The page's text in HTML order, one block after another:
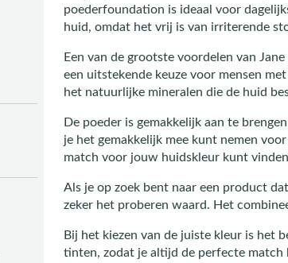
poederfoundation is ideaal voor
huid, omdat het vrij is van irriterende
Een van de grootste voordelen van
een uitstekende keuze voor mensen
het natuurlijke mineralen die de huid
De poeder is gemakkelijk aan te
je het gemakkelijk mee kunt nemen
match voor jouw huidskleur kunt
Als je op zoek bent naar een product
zeker het proberen waard. Het
Bij het kiezen van de juiste kleur is het
tinten, zodat je altijd de perfecte match